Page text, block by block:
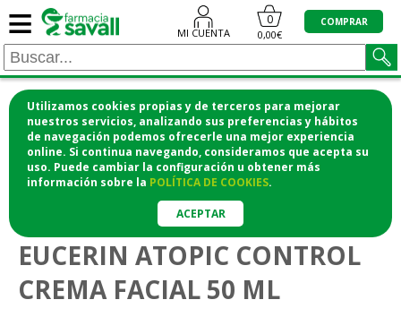
Utilizamos cookies propias y de terceros para mejorar
nuestros servicios, analizando sus preferencias y hábitos
de navegación podemos ofrecerle una mejor experiencia
online. Si continua navegando, consideramos que acepta su
uso. Puede cambiar la configuración u obtener más
información sobre la POLÍTICA DE COOKIES.
ACEPTAR
≡ MI CUENTA
0
0,00€
COMPRAR
¡COMPRA CÓMODAMENTE DESDE CASA Y RECOGE
EN LA FARMACIA!
o si lo prefieres te lo mandamos a casa
Cosmética facial >
EUCERIN ATOPIC CONTROL
CREMA FACIAL 50 ML